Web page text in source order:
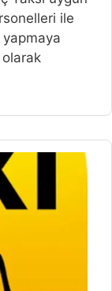
ile
yapmaya